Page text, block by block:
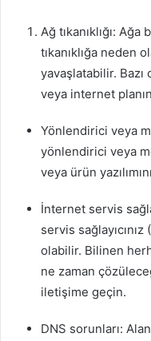
Ağ tıkanıklığı:
tıkanıklığa neden
yavaşlatabilir. Bazı
veya internet
Yönlendirici veya
yönlendirici veya
veya ürün
İnternet servis
servis
olabilir. Bilinen
ne zaman
iletişime geçin.
DNS sorunları: